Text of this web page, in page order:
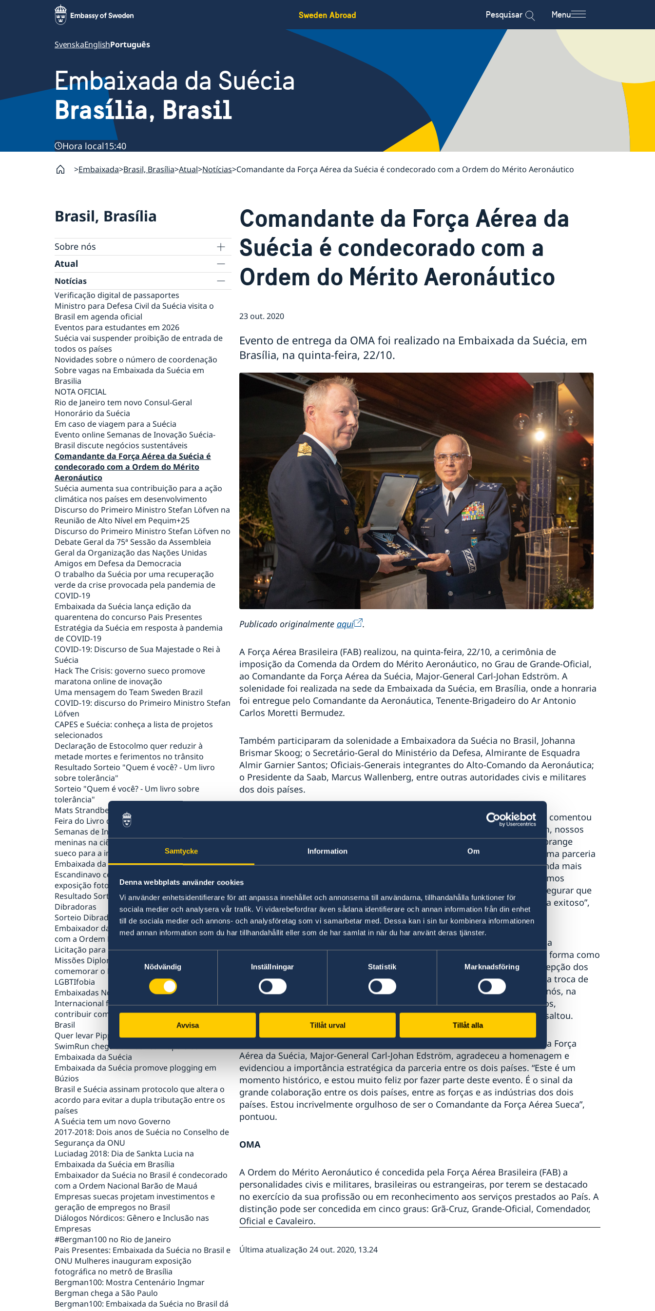
Samtycke Information Om
Denna webbplats använder cookies
Vi använder enhetsidentifierare för att anpassa innehållet och annonserna till användarna, tillhandahålla funktioner för
sociala medier och analysera vår trafik. Vi vidarebefordrar även sådana identifierare och annan information från din enhet
till de sociala medier och annons- och analysföretag som vi samarbetar med. Dessa kan i sin tur kombinera informationen
med annan information som du har tillhandahållit eller som de har samlat in när du har använt deras tjänster.
Nödvändig
Inställningar Statistik Marknadsföring
Avvisa Tillåt urval Tillåt alla
Sweden Abroad Pesquisar Menu
SvenskaEnglishPortuguês
Embaixada da Suécia
Brasília, Brasil
Hora local15:40
Embaixada Brasil, Brasília Atual Notícias Comandante da Força Aérea da Suécia é condecorado com a Ordem do Mérito Aeronáutico
Brasil, Brasília
Sobre nós
Equipe da embaixada
Tratamento de dados pessoais na embaixada
da Suécia em Brasília
Atual
Notícias
Verificação digital de passaportes
Ministro para Defesa Civil da Suécia visita o
Brasil em agenda oficial
Eventos para estudantes em 2026
Suécia vai suspender proibição de entrada de
todos os países
Novidades sobre o número de coordenação
Sobre vagas na Embaixada da Suécia em
Brasilia
NOTA OFICIAL
Rio de Janeiro tem novo Consul-Geral
Honorário da Suécia
Em caso de viagem para a Suécia
Evento online Semanas de Inovação Suécia-
Brasil discute negócios sustentáveis
Comandante da Força Aérea da Suécia é
condecorado com a Ordem do Mérito
Aeronáutico
Suécia aumenta sua contribuição para a ação
climática nos países em desenvolvimento
Discurso do Primeiro Ministro Stefan Löfven na
Reunião de Alto Nível em Pequim+25
Discurso do Primeiro Ministro Stefan Löfven no
Debate Geral da 75ª Sessão da Assembleia
Geral da Organização das Nações Unidas
Amigos em Defesa da Democracia
O trabalho da Suécia por uma recuperação
verde da crise provocada pela pandemia de
COVID-19
Embaixada da Suécia lança edição da
quarentena do concurso Pais Presentes
Estratégia da Suécia em resposta à pandemia
de COVID-19
COVID-19: Discurso de Sua Majestade o Rei à
Suécia
Hack The Crisis: governo sueco promove
maratona online de inovação
Uma mensagem do Team Sweden Brazil
COVID-19: discurso do Primeiro Ministro Stefan
Löfven
CAPES e Suécia: conheça a lista de projetos
selecionados
Declaração de Estocolmo quer reduzir à
metade mortes e ferimentos no trânsito
Resultado Sorteio "Quem é você? - Um livro
sobre tolerância"
Sorteio "Quem é você? - Um livro sobre
tolerância"
Mats Strandberg é um dos destaques da 65ª
Feira do Livro de Porto Alegre
Semanas de Inovação 2019: sustentabilidade,
meninas na ciência e aeronáutica dão sotaque
sueco para a inovação
Embaixada da Suécia e Restaurante O
Escandinavo celebram o Dia dos Pais com
exposição fotográfica
Resultado Sorteio Embaixada da Suécia-
Dibradoras
Sorteio Dibradoras
Embaixador da Suécia no Brasil é condecorado
com a Ordem Nacional do Cruzeiro do Sul
Licitação para Evento
Missões Diplomáticas em Brasília se unem para
comemorar o Dia Internacional Contra a
LGBTIfobia
Embaixadas Nórdicas e Transparência
Internacional formalizam parceria para
contribuir com o combate à corrupção no
Brasil
Quer levar Pippi Meialonga para a sua escola?
SwimRun chega ao Brasil com apoio da
Embaixada da Suécia
Embaixada da Suécia promove plogging em
Búzios
Brasil e Suécia assinam protocolo que altera o
acordo para evitar a dupla tributação entre os
países
A Suécia tem um novo Governo
2017-2018: Dois anos de Suécia no Conselho de
Segurança da ONU
Luciadag 2018: Dia de Sankta Lucia na
Embaixada da Suécia em Brasília
Embaixador da Suécia no Brasil é condecorado
com a Ordem Nacional Barão de Mauá
Empresas suecas projetam investimentos e
geração de empregos no Brasil
Diálogos Nórdicos: Gênero e Inclusão nas
Empresas
#Bergman100 no Rio de Janeiro
Pais Presentes: Embaixada da Suécia no Brasil e
ONU Mulheres inauguram exposição
fotográfica no metrô de Brasília
Bergman100: Mostra Centenário Ingmar
Bergman chega a São Paulo
Bergman100: Embaixada da Suécia no Brasil dá
Comandante da Força Aérea da
Suécia é condecorado com a
Ordem do Mérito Aeronáutico
23 out. 2020
Evento de entrega da OMA foi realizado na Embaixada da Suécia, em
Brasília, na quinta-feira, 22/10.
Publicado originalmente aqui .
A Força Aérea Brasileira (FAB) realizou, na quinta-feira, 22/10, a cerimônia de
imposição da Comenda da Ordem do Mérito Aeronáutico, no Grau de Grande-Oficial,
ao Comandante da Força Aérea da Suécia, Major-General Carl-Johan Edström. A
solenidade foi realizada na sede da Embaixada da Suécia, em Brasília, onde a honraria
foi entregue pelo Comandante da Aeronáutica, Tenente-Brigadeiro do Ar Antonio
Carlos Moretti Bermudez.
Também participaram da solenidade a Embaixadora da Suécia no Brasil, Johanna
Brismar Skoog; o Secretário-Geral do Ministério da Defesa, Almirante de Esquadra
Almir Garnier Santos; Oficiais-Generais integrantes do Alto-Comando da Aeronáutica;
o Presidente da Saab, Marcus Wallenberg, entre outras autoridades civis e militares
dos dois países.
Na cerimônia, a Embaixadora da Suécia no Brasil, Johanna Brismar Skoog, comentou
sobre a antiga parceria existente entre os dois países. “Como todos sabem, nossos
países possuem excelentes relações há quase 200 anos. Nossa parceria abrange
comércio, cultura, universidades, esportes e música. Desde 2009, temos uma parceria
estratégica de alto valor que nos permite desenvolver uma cooperação ainda mais
estreita, em áreas diversas e importantes, para o nosso futuro comum. Temos
trabalhado em estreita cooperação, na Suécia e no Brasil, juntos, para assegurar que
esse projeto mutuamente importante [do desenvolvimento do Gripen] seja exitoso”,
declarou.
Em seu discurso, o Tenente-Brigadeiro Bermudez destacou o significado da
condecoração. “Trata-se do reconhecimento da Força Aérea Brasileira pela forma como
tem sido conduzido todo o processo da aeronave F-39 Gripen, desde a recepção dos
nossos militares e equipes de engenheiros na Suécia, passando pela ampla troca de
experiências, cujos resultados serão extremamente benéficos para todos nós, na
medida em que contribuirá para o fortalecimento de conceitos doutrinários,
operacionais, das questões logísticas e dos novos desenvolvimentos”, ressaltou.
Ao receber a Comenda da Ordem do Mérito Aeronáutico, o Comandante da Força
Aérea da Suécia, Major-General Carl-Johan Edström, agradeceu a homenagem e
evidenciou a importância estratégica da parceria entre os dois países. “Este é um
momento histórico, e estou muito feliz por fazer parte deste evento. É o sinal da
grande colaboração entre os dois países, entre as forças e as indústrias dos dois
países. Estou incrivelmente orgulhoso de ser o Comandante da Força Aérea Sueca”,
pontuou.
OMA
A Ordem do Mérito Aeronáutico é concedida pela Força Aérea Brasileira (FAB) a
personalidades civis e militares, brasileiras ou estrangeiras, por terem se destacado
no exercício da sua profissão ou em reconhecimento aos serviços prestados ao País. A
distinção pode ser concedida em cinco graus: Grã-Cruz, Grande-Oficial, Comendador,
Oficial e Cavaleiro.
Última atualização 24 out. 2020, 13.24